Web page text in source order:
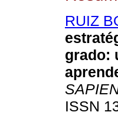
RUIZ
grado:
ISSN